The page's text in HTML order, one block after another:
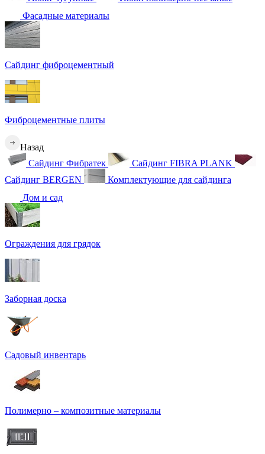
Фасадные материалы
Сайдинг фиброцементный
Фиброцементные плиты
Назад
Сайдинг Фибратек
Сайдинг FIBRA PLANK
Сайдинг BERGEN
Комплектующие для сайдинга
Дом и сад
Ограждения для грядок
Заборная доска
Садовый инвентарь
Полимерно – композитные материалы